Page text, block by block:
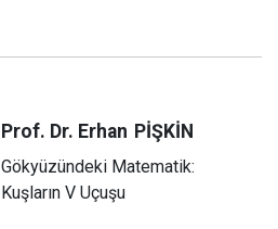
Prof. Dr. Erhan PİŞKİN
Gökyüzündeki Matematik:
Kuşların V Uçuşu